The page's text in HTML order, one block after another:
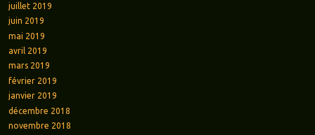
juillet 2019
juin 2019
mai 2019
avril 2019
mars 2019
février 2019
janvier 2019
décembre 2018
novembre 2018